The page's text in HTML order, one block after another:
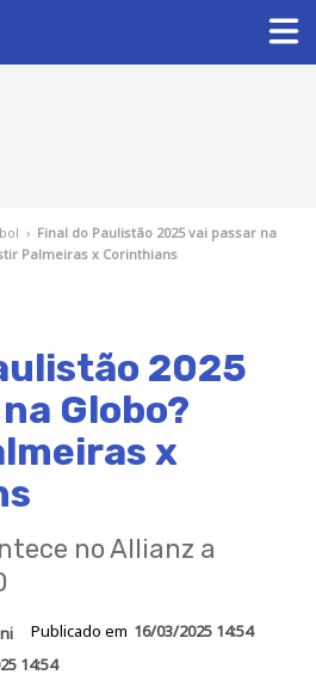
› Final do Paulistão 2025 vai passar na
Palmeiras x Corinthians
2025
Globo?
x
no Allianz a
Publicado em 16/03/2025 14:54
14:54